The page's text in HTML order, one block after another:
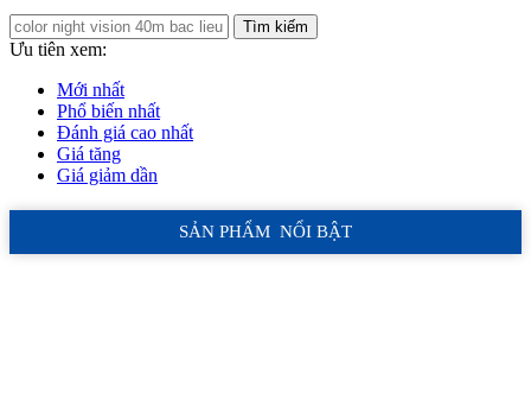
Tìm kiếm
Ưu tiên xem:
Mới nhất
Phổ biến nhất
Đánh giá cao nhất
Giá tăng
Giá giảm dần
SẢN PHẨM NỔI BẬT